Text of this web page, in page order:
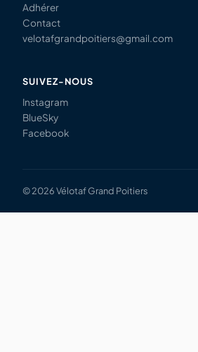
Adhérer
Contact
velotafgrandpoitiers@gmail.com
SUIVEZ-NOUS
Instagram
BlueSky
Facebook
© 2026 Vélotaf Grand Poitiers